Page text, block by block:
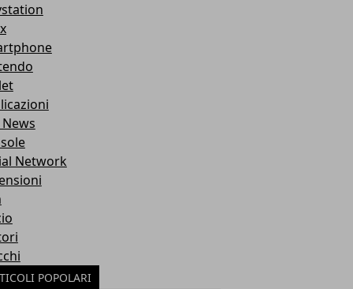
Network
POPOLARI